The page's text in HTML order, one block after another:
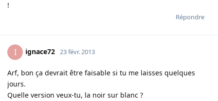
!
Répondre
I ignace72 23 févr. 2013
Arf, bon ça devrait être faisable si tu me laisses quelques
jours.
Quelle version veux-tu, la noir sur blanc ?